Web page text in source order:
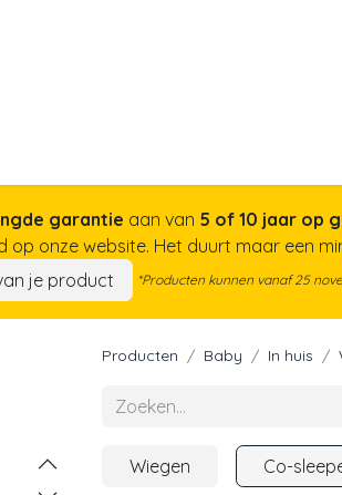
garantie aan van 5 of 10 jaar op
op onze website. Het duurt maar een
je product
*Producten kunnen vanaf 25
Producten Baby In huis
Wiegen Co-